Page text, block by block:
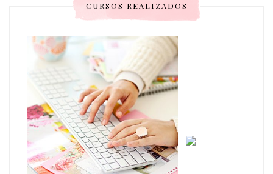
CURSOS REALIZADOS